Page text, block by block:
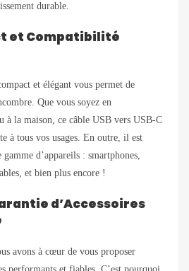
durable.
et Compatibilité
et élégant vous permet de
Que vous soyez en
à la maison, ce câble USB vers USB-C
à tous vos usages. En outre, il est
d’appareils : smartphones,
et bien plus encore !
d’Accessoires
avons à cœur de vous proposer